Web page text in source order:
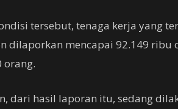
tersebut, tenaga kerja yang
dilaporkan mencapai 92.149
orang.
dari hasil laporan itu, sedang